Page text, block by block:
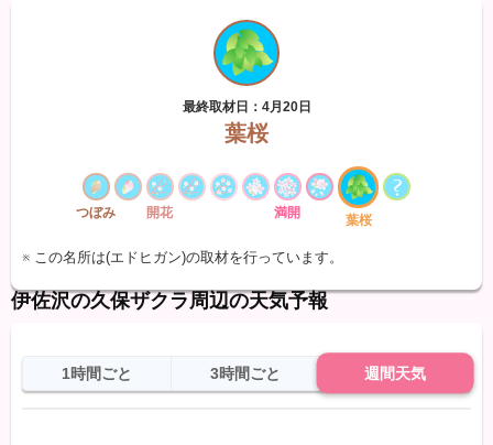
最終取材日：4月20日
葉桜
つぼみ 開花 満開 葉桜
※ この名所は(エドヒガン)の取材を行っています。
伊佐沢の久保ザクラ周辺の天気予報
1時間ごと 3時間ごと 週間天気